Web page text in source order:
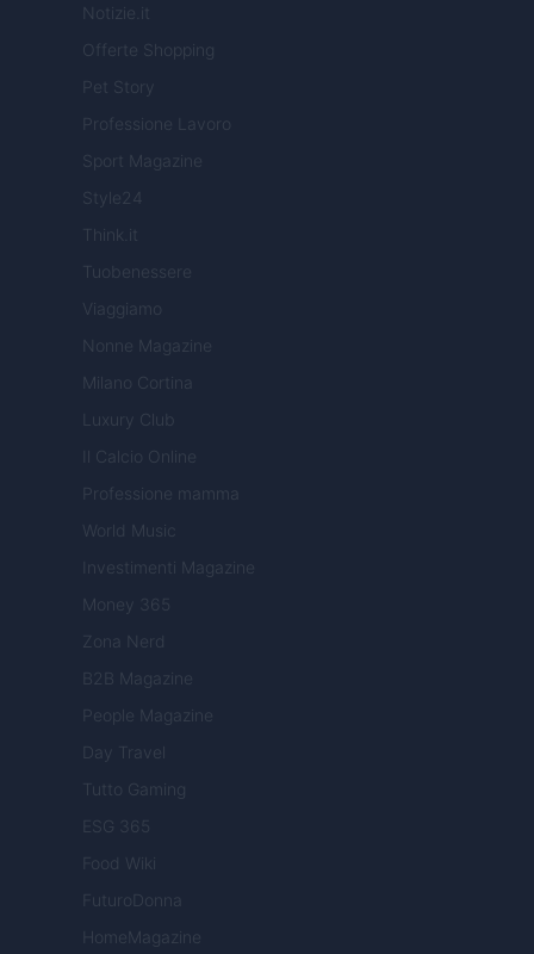
Notizie.it
Offerte Shopping
Pet Story
Professione Lavoro
Sport Magazine
Style24
Think.it
Tuobenessere
Viaggiamo
Nonne Magazine
Milano Cortina
Luxury Club
Il Calcio Online
Professione mamma
World Music
Investimenti Magazine
Money 365
Zona Nerd
B2B Magazine
People Magazine
Day Travel
Tutto Gaming
ESG 365
Food Wiki
FuturoDonna
HomeMagazine